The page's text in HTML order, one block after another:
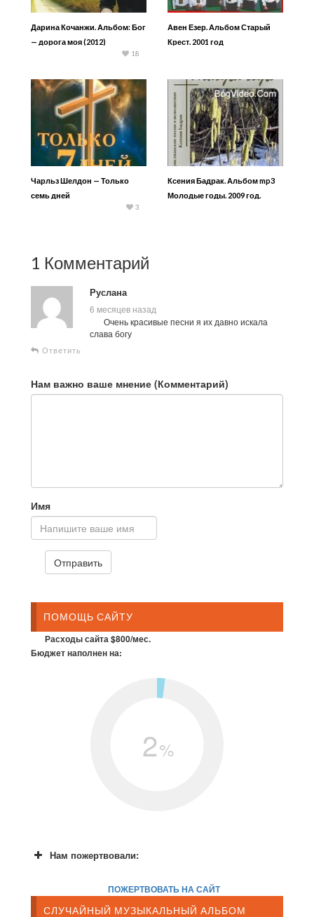
Дарина Кочанжи. Альбом: Бог
— дорога моя (2012)
18
Авен Езер. Альбом Старый
Крест. 2001 год
Чарльз Шелдон — Только
семь дней
3
Ксения Бадрак. Альбом mp3
Молодые годы. 2009 год.
1 Комментарий
Руслана
6 месяцев назад
Очень красивые песни я их давно искала
слава богу
Ответить
Нам важно ваше мнение (Комментарий)
Имя
ПОМОЩЬ САЙТУ
Расходы сайта $800/мес.
Бюджет наполнен на:
2%
Нам пожертвовали:
ПОЖЕРТВОВАТЬ НА САЙТ
СЛУЧАЙНЫЙ МУЗЫКАЛЬНЫЙ АЛЬБОМ